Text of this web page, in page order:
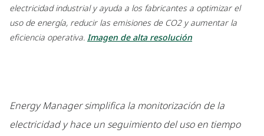
electricidad industrial y ayuda a los fabricantes a optimizar el
uso de energía, reducir las emisiones de CO2 y aumentar la
eficiencia operativa. Imagen de alta resolución
Energy Manager simplifica la monitorización de la
electricidad y hace un seguimiento del uso en tiempo